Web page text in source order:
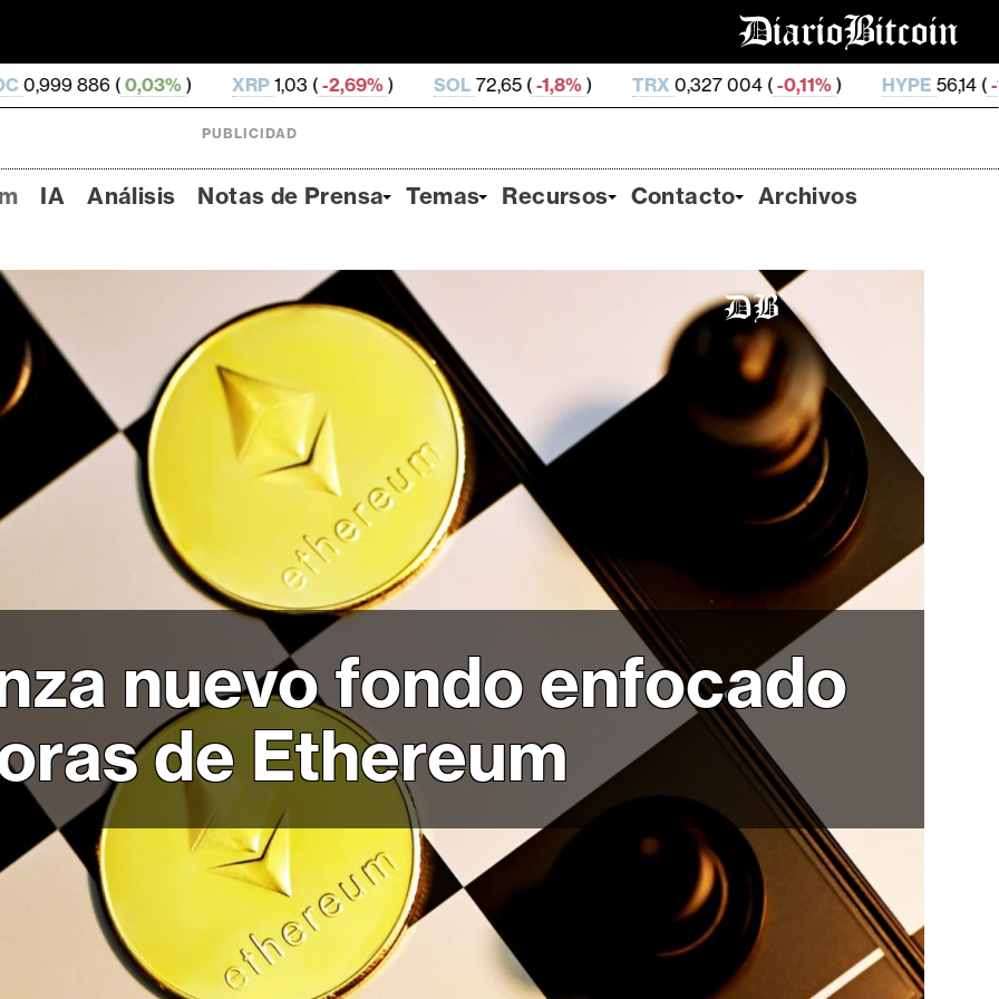
) XRP1,03 (-2,69%) SOL72,65 (-1,8%) TRX 0,327 004 ( -0,11%) HYPE56,14 (-1,07%)
PUBLICIDAD
IA Análisis Notas de Prensa Temas Recursos Contacto Archivos
nuevo fondo enfocado
de Ethereum